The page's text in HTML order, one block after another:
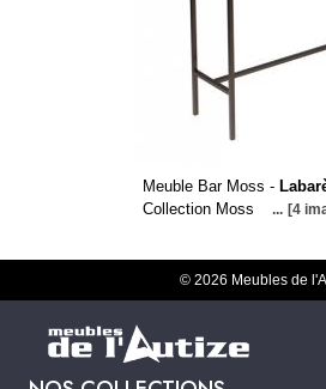
Meuble Bar Moss -
Collection Moss
... [4
© 2026 Meubles de